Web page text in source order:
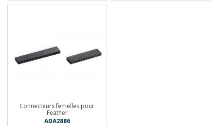
Connecteurs femelles pour
Feather
ADA2886